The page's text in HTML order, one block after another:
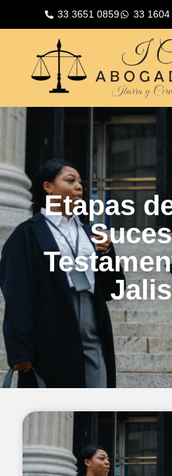
33 3651 0859 33
Etapas